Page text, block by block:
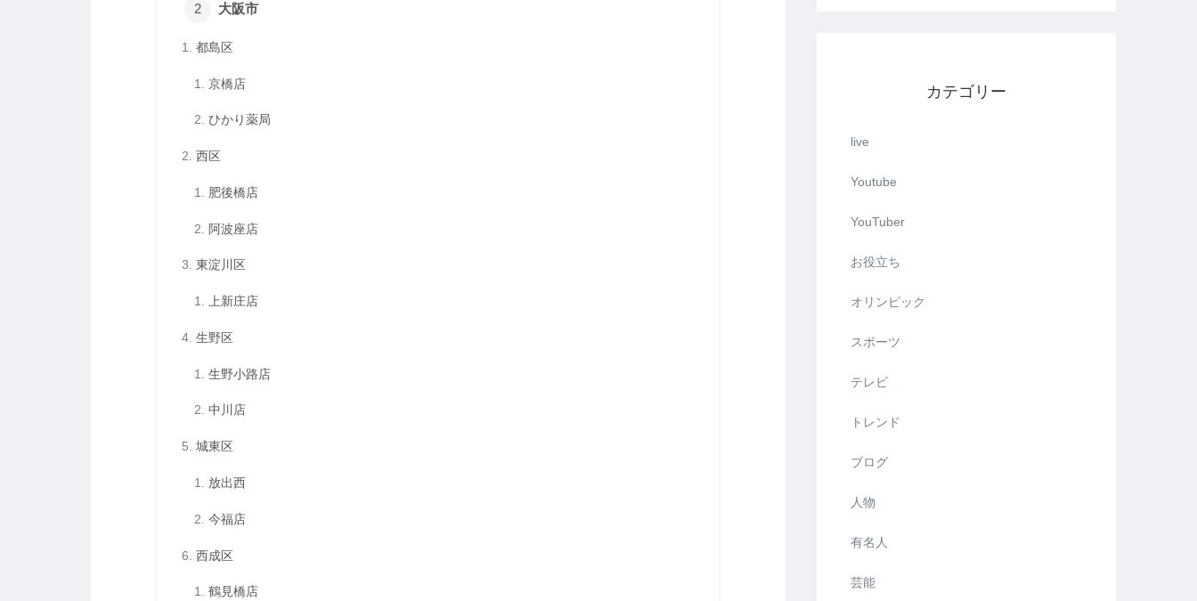
大阪市
都島区
京橋店
ひかり薬局
西区
肥後橋店
阿波座店
東淀川区
上新庄店
生野区
生野小路店
中川店
城東区
放出西
今福店
西成区
鶴見橋店
カテゴリー
live
Youtube
YouTuber
お役立ち
オリンピック
スポーツ
テレビ
トレンド
ブログ
人物
有名人
芸能